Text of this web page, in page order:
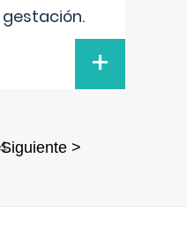
+
Siguiente >